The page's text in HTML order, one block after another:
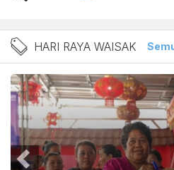
Berita Hari
HARI RAYA WAISAK